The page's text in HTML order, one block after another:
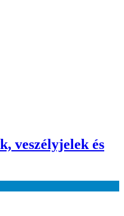
veszélyjelek és